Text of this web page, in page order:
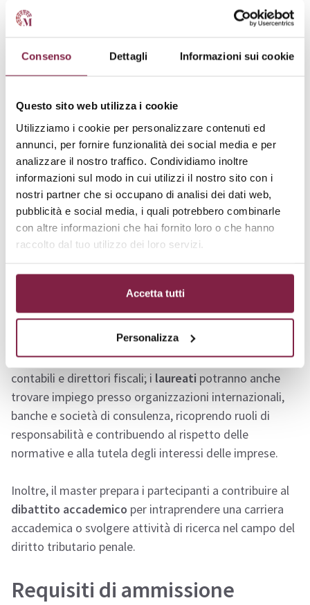
Consenso Dettagli Informazioni sui cookie
Questo sito web utilizza i cookie
Utilizziamo i cookie per personalizzare contenuti ed
annunci, per fornire funzionalità dei social media e per
analizzare il nostro traffico. Condividiamo inoltre
informazioni sul modo in cui utilizzi il nostro sito con i
nostri partner che si occupano di analisi dei dati web,
pubblicità e social media, i quali potrebbero combinarle
con altre informazioni che hai fornito loro o che hanno
raccolto dal tuo utilizzo dei loro servizi.
Accetta tutti
Personalizza
acquisendo competenze pratiche per la gestione delle
Il piano di studi prevede anche un focus sulla
penali attraverso la partecipazione a simulazioni
processuali e la collaborazione con professionisti del
settore, al fine di acquisire competenze pratiche e
operare con successo nel mondo professionale.
Sbocchi lavorativi
I laureati del Master in Diritto Tributario e Penale
Le principali occupazioni del settore includono
consulenti tributari, avvocati d’impresa, revisori
contabili e direttori fiscali; i laureati potranno anche
trovare impiego presso organizzazioni internazionali,
banche e società di consulenza, ricoprendo ruoli di
responsabilità e contribuendo al rispetto delle
normative e alla tutela degli interessi delle imprese.
Inoltre, il master prepara i partecipanti a contribuire al
dibattito accademico per intraprendere una carriera
accademica o svolgere attività di ricerca nel campo del
diritto tributario penale.
Requisiti di ammissione